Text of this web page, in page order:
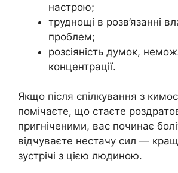
настрою;
труднощі в розв’язанні
проблем;
розсіяність думок,
концентрації.
Якщо після спілкування з
помічаєте, що стаєте
пригніченими, вас починає
відчуваєте нестачу сил —
зустрічі з цією людиною.